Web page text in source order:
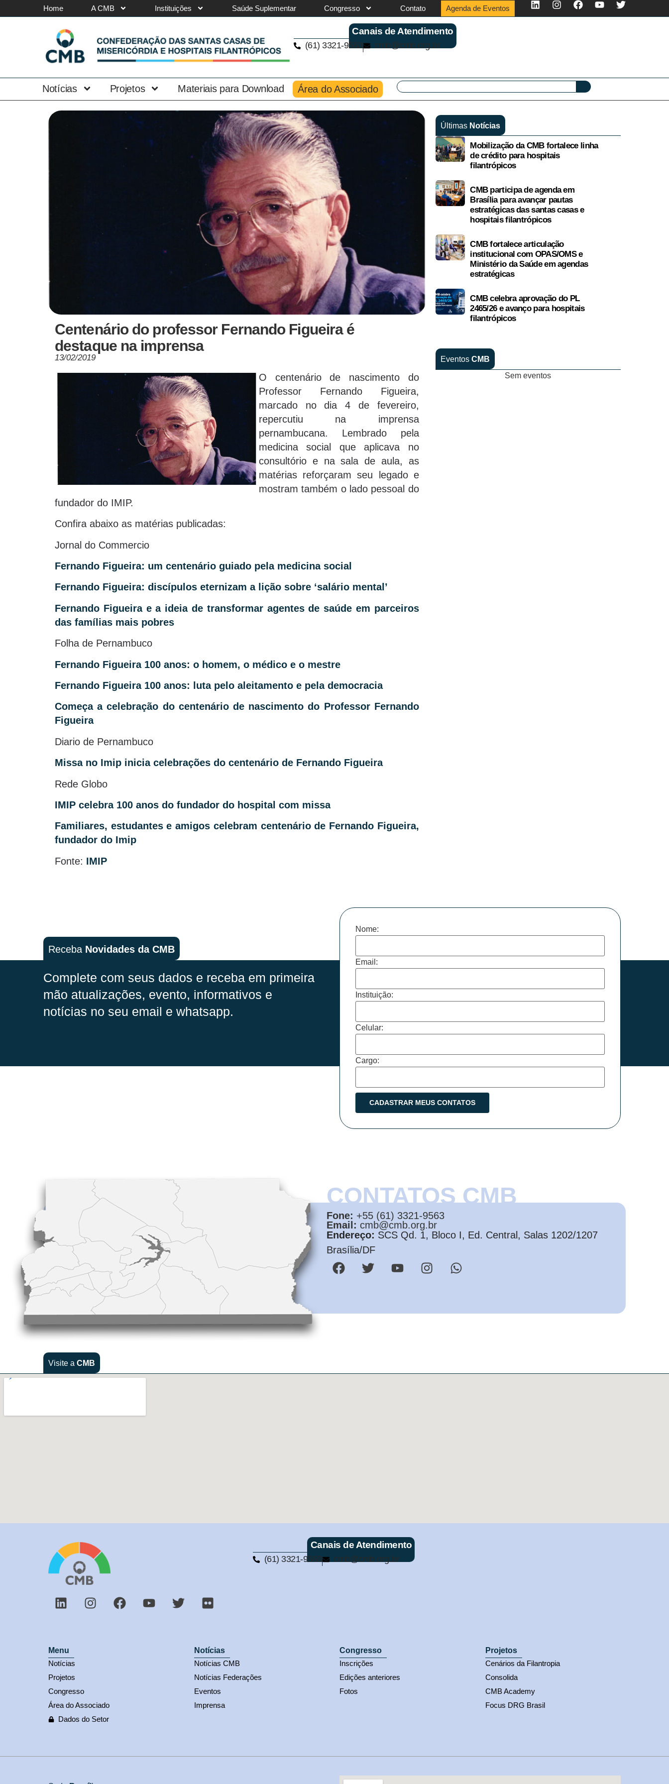
Home A CMB Instituições Saúde Suplementar Congresso Contato Agenda de Eventos
Canais de Atendimento
(61) 3321-9563 cmb@cmb.org.br
Notícias Projetos Materiais para Download Área do Associado
Centenário do professor Fernando Figueira é
destaque na imprensa
13/02/2019
O centenário de nascimento do
Professor Fernando Figueira,
marcado no dia 4 de fevereiro,
repercutiu na imprensa
pernambucana. Lembrado pela
medicina social que aplicava no
consultório e na sala de aula, as
matérias reforçaram seu legado e
mostram também o lado pessoal do
fundador do IMIP.
Confira abaixo as matérias publicadas:
Jornal do Commercio
Fernando Figueira: um centenário guiado pela medicina social
Fernando Figueira: discípulos eternizam a lição sobre ‘salário mental’
Fernando Figueira e a ideia de transformar agentes de saúde em parceiros
das famílias mais pobres
Folha de Pernambuco
Fernando Figueira 100 anos: o homem, o médico e o mestre
Fernando Figueira 100 anos: luta pelo aleitamento e pela democracia
Começa a celebração do centenário de nascimento do Professor Fernando
Figueira
Diario de Pernambuco
Missa no Imip inicia celebrações do centenário de Fernando Figueira
Rede Globo
IMIP celebra 100 anos do fundador do hospital com missa
Familiares, estudantes e amigos celebram centenário de Fernando Figueira,
fundador do Imip
Fonte: IMIP
Últimas Notícias
Mobilização da CMB fortalece linha
de crédito para hospitais
filantrópicos
CMB participa de agenda em
Brasília para avançar pautas
estratégicas das santas casas e
hospitais filantrópicos
CMB fortalece articulação
institucional com OPAS/OMS e
Ministério da Saúde em agendas
estratégicas
CMB celebra aprovação do PL
2465/26 e avanço para hospitais
filantrópicos
Eventos CMB
Sem eventos
Receba Novidades da CMB
Complete com seus dados e receba em primeira
mão atualizações, evento, informativos e
notícias no seu email e whatsapp.
Nome:
Email:
Instituição:
Celular:
Cargo:
CONTATOS CMB
Fone: +55 (61) 3321-9563
Email: cmb@cmb.org.br
Endereço: SCS Qd. 1, Bloco I, Ed. Central, Salas 1202/1207
Brasília/DF
Visite a CMB
Canais de Atendimento
(61) 3321-9563 cmb@cmb.org.br
Menu
Notícias
Projetos
Congresso
Área do Associado
Dados do Setor
Notícias
Notícias CMB
Notícias Federações
Eventos
Imprensa
Congresso
Inscrições
Edições anteriores
Fotos
Projetos
Cenários da Filantropia
Consolida
CMB Academy
Focus DRG Brasil